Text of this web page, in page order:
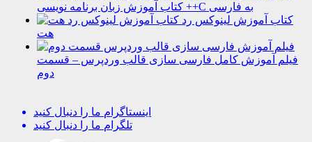
کتاب آموزش زبان برنامه نویسی ++C به فارسی
کتاب آموزش لینوکس رد
هت
فیلم آموزش کامل فارسی سازی قالب وردپرس – قسمت
دوم
اینستاگرام ما را دنبال کنید
تلگرام ما را دنبال کنید